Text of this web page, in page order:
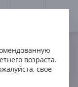
Да
Чили
возраста.
свое